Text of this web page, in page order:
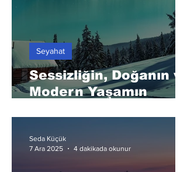
Sessizliğin, Doğanın ve
Modern Yaşamın
Seyahat
Seda Küçük
7 Ara 2025
4 dakikada okunur